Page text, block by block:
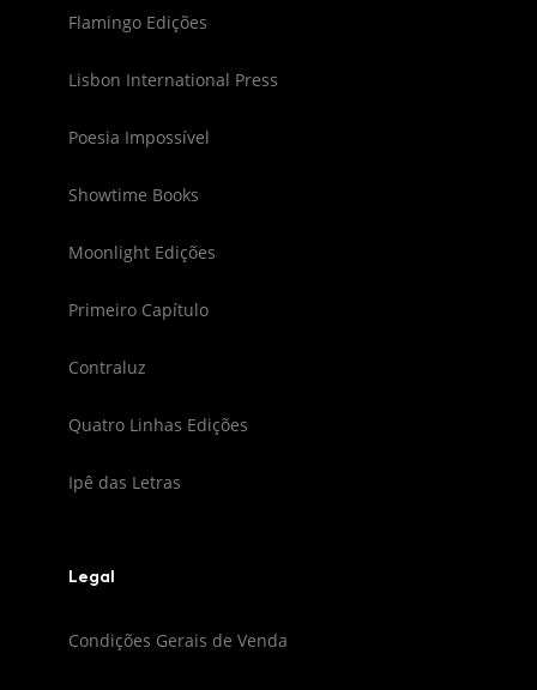
Flamingo Edições
Lisbon International Press
Poesia Impossível
Showtime Books
Moonlight Edições
Primeiro Capítulo
Contraluz
Quatro Linhas Edições
Ipê das Letras
Legal
Condições Gerais de Venda